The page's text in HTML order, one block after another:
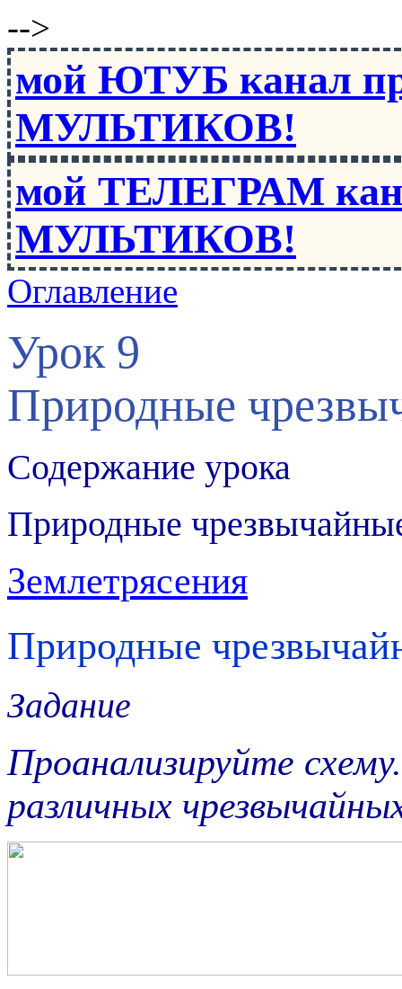
-->
мой ЮТУБ канал
МУЛЬТИКОВ!
мой ТЕЛЕГРАМ
МУЛЬТИКОВ!
Оглавление
Урок 9
Природные
Содержание урока
Природные
Землетрясения
Природные
Задание
Проанализируйте
различных